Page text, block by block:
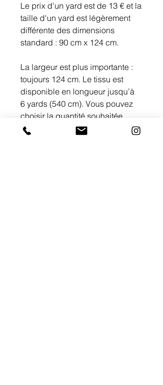
Le prix d'un yard est de 13 € et la
taille d'un yard est légèrement
différente des dimensions
standard : 90 cm x 124 cm.
La largeur est plus importante :
toujours 124 cm. Le tissu est
disponible en longueur jusqu’à
6 yards (540 cm). Vous pouvez
choisir la quantité souhaitée,
sous réserve de disponibilité,